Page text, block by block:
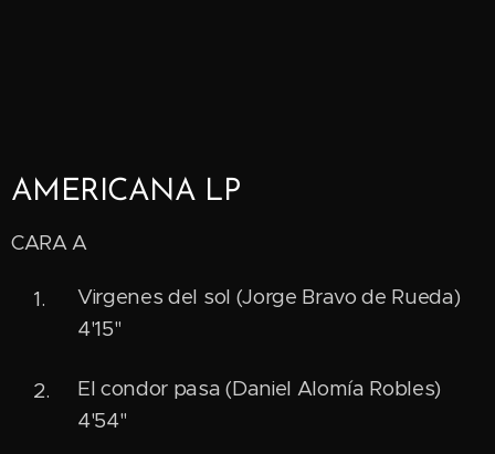
AMERICANA LP
CARA A
Virgenes del sol (Jorge Bravo de Rueda)
4'15"
El condor pasa (Daniel Alomía Robles)
4'54"